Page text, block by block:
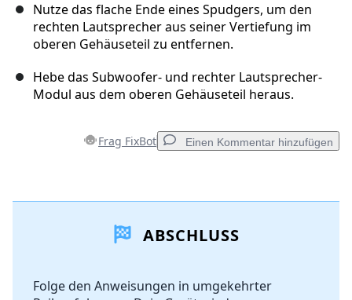
Nutze das flache Ende eines Spudgers, um den
rechten Lautsprecher aus seiner Vertiefung im
oberen Gehäuseteil zu entfernen.
Hebe das Subwoofer- und rechter Lautsprecher-
Modul aus dem oberen Gehäuseteil heraus.
Frag FixBot Einen Kommentar hinzufügen
Kommentar hinzufügenABSCHLUSS
Folge den Anweisungen in umgekehrter